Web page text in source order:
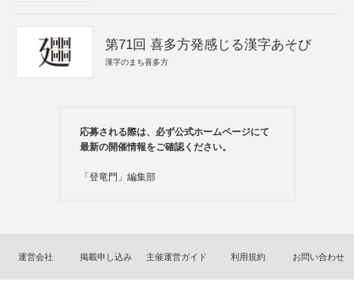
第71回 喜多方発感じる漢字あそび
漢字のまち喜多方
応募される際は、必ず公式ホームページにて
最新の開催情報をご確認ください。
「登竜門」編集部
運営会社 掲載申し込み 主催運営ガイド 利用規約 お問い合わせ